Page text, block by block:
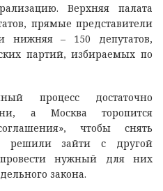
Верхняя палата
прямые представители
нижняя – 150 депутатов,
партий, избираемых по
процесс достаточно
а Москва торопится
чтобы снять
решили зайти с другой
нужный для них
закона.